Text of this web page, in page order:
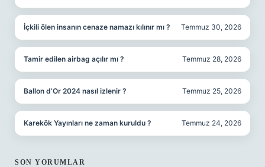
İçkili ölen insanın cenaze namazı kılınır mı ? Temmuz 30, 2026
Tamir edilen airbag açılır mı ? Temmuz 28, 2026
Ballon d’Or 2024 nasıl izlenir ? Temmuz 25, 2026
Karekök Yayınları ne zaman kuruldu ? Temmuz 24, 2026
SON YORUMLAR